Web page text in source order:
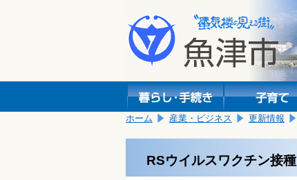
し
ホーム 産業・ビジネス 更新情報
RSウイルスワクチン接種